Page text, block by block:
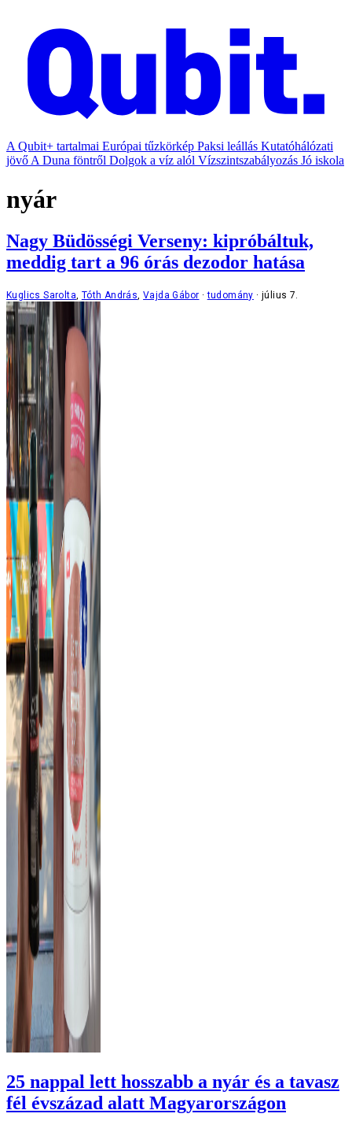
A Qubit+ tartalmai Európai tűzkörkép Paksi leállás Kutatóhálózati
jövő A Duna föntről Dolgok a víz alól Vízszintszabályozás Jó iskola
nyár
Nagy Büdösségi Verseny: kipróbáltuk,
meddig tart a 96 órás dezodor hatása
Kuglics Sarolta, Tóth András, Vajda Gábor tudomány július 7.
25 nappal lett hosszabb a nyár és a tavasz
fél évszázad alatt Magyarországon